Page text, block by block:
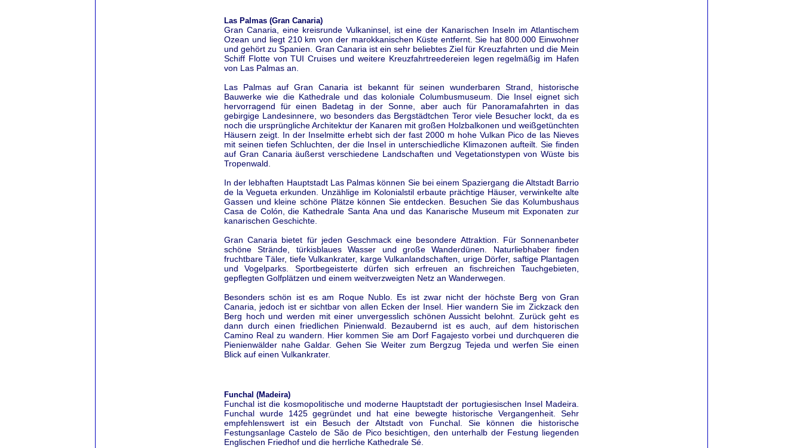
Las Palmas (Gran Canaria)
Gran Canaria, eine kreisrunde Vulkaninsel, ist eine der Kanarischen Inseln im Atlantischem
Ozean und liegt 210 km von der marokkanischen Küste entfernt. Sie hat 800.000 Einwohner
und gehört zu Spanien. Gran Canaria ist ein sehr beliebtes Ziel für Kreuzfahrten und die Mein
Schiff Flotte von TUI Cruises und weitere Kreuzfahrtreedereien legen regelmäßig im Hafen
von Las Palmas an.
Las Palmas auf Gran Canaria ist bekannt für seinen wunderbaren Strand, historische
Bauwerke wie die Kathedrale und das koloniale Columbusmuseum. Die Insel eignet sich
hervorragend für einen Badetag in der Sonne, aber auch für Panoramafahrten in das
gebirgige Landesinnere, wo besonders das Bergstädtchen Teror viele Besucher lockt, da es
noch die ursprüngliche Architektur der Kanaren mit großen Holzbalkonen und weißgetünchten
Häusern zeigt. In der Inselmitte erhebt sich der fast 2000 m hohe Vulkan Pico de las Nieves
mit seinen tiefen Schluchten, der die Insel in unterschiedliche Klimazonen aufteilt. Sie finden
auf Gran Canaria äußerst verschiedene Landschaften und Vegetationstypen von Wüste bis
Tropenwald.
In der lebhaften Hauptstadt Las Palmas können Sie bei einem Spaziergang die Altstadt Barrio
de la Vegueta erkunden. Unzählige im Kolonialstil erbaute prächtige Häuser, verwinkelte alte
Gassen und kleine schöne Plätze können Sie entdecken. Besuchen Sie das Kolumbushaus
Casa de Colón, die Kathedrale Santa Ana und das Kanarische Museum mit Exponaten zur
kanarischen Geschichte.
Gran Canaria bietet für jeden Geschmack eine besondere Attraktion. Für Sonnenanbeter
schöne Strände, türkisblaues Wasser und große Wanderdünen. Naturliebhaber finden
fruchtbare Täler, tiefe Vulkankrater, karge Vulkanlandschaften, urige Dörfer, saftige Plantagen
und Vogelparks. Sportbegeisterte dürfen sich erfreuen an fischreichen Tauchgebieten,
gepflegten Golfplätzen und einem weitverzweigten Netz an Wanderwegen.
Besonders schön ist es am Roque Nublo. Es ist zwar nicht der höchste Berg von Gran
Canaria, jedoch ist er sichtbar von allen Ecken der Insel. Hier wandern Sie im Zickzack den
Berg hoch und werden mit einer unvergesslich schönen Aussicht belohnt. Zurück geht es
dann durch einen friedlichen Pinienwald. Bezaubernd ist es auch, auf dem historischen
Camino Real zu wandern. Hier kommen Sie am Dorf Fagajesto vorbei und durchqueren die
Pienienwälder nahe Galdar. Gehen Sie Weiter zum Bergzug Tejeda und werfen Sie einen
Blick auf einen Vulkankrater.
Funchal (Madeira)
Funchal ist die kosmopolitische und moderne Hauptstadt der portugiesischen Insel Madeira.
Funchal wurde 1425 gegründet und hat eine bewegte historische Vergangenheit. Sehr
empfehlenswert ist ein Besuch der Altstadt von Funchal. Sie können die historische
Festungsanlage Castelo de São de Pico besichtigen, den unterhalb der Festung liegenden
Englischen Friedhof und die herrliche Kathedrale Sé.